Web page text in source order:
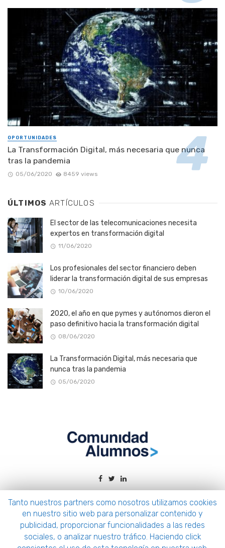
OPORTUNIDADES
La Transformación Digital, más necesaria que nunca
tras la pandemia
05/06/2020 8459 views
ÚLTIMOS ARTÍCULOS
El sector de las telecomunicaciones necesita
expertos en transformación digital
11/06/2020
Los profesionales del sector financiero deben
liderar la transformación digital de sus empresas
10/06/2020
2020, el año en que pymes y autónomos dieron el
paso definitivo hacia la transformación digital
08/06/2020
La Transformación Digital, más necesaria que
nunca tras la pandemia
05/06/2020
Comunidad Alumnos © 2021.
HOME CONTACTO PRIVACY POLICY
Tanto nuestros partners como nosotros utilizamos cookies
en nuestro sitio web para personalizar contenido y
publicidad, proporcionar funcionalidades a las redes
sociales, o analizar nuestro tráfico. Haciendo click